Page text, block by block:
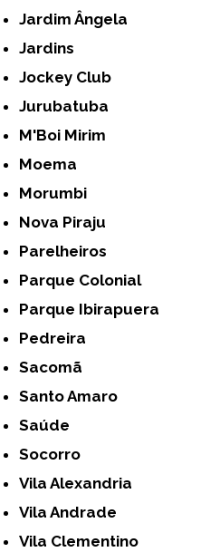
Jardim Ângela
Jardins
Jockey Club
Jurubatuba
M'Boi Mirim
Moema
Morumbi
Nova Piraju
Parelheiros
Parque Colonial
Parque Ibirapuera
Pedreira
Sacomã
Santo Amaro
Saúde
Socorro
Vila Alexandria
Vila Andrade
Vila Clementino